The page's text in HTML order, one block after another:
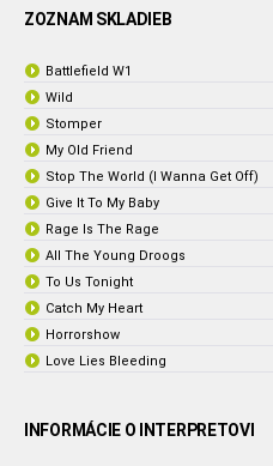
ZOZNAM SKLADIEB
Battlefield W1
Wild
Stomper
My Old Friend
Stop The World (I Wanna Get Off)
Give It To My Baby
Rage Is The Rage
All The Young Droogs
To Us Tonight
Catch My Heart
Horrorshow
Love Lies Bleeding
INFORMÁCIE O INTERPRETOVI